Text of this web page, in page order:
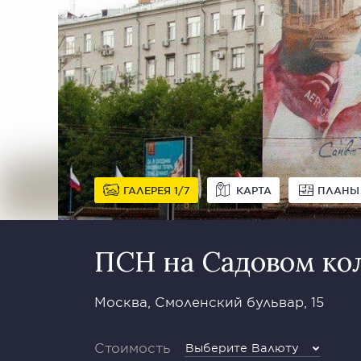
ГАЛЕРЕЯ 1 7 КАРТА ПЛАНЫ
ПСН на Садовом
Москва, Смоленский бульвар, 15
Стоимость Выберите Валюту